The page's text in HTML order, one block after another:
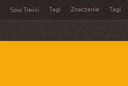
Spis Treści Tagi Znaczenie Tagi